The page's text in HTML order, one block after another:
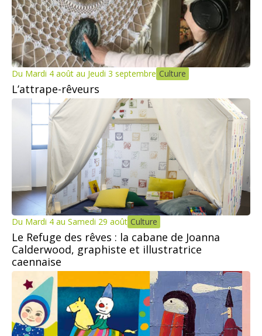
Du Mardi 4 août au Jeudi 3 septembre Culture
L’attrape-rêveurs
Du Mardi 4 au Samedi 29 août Culture
Le Refuge des rêves : la cabane de Joanna
Calderwood, graphiste et illustratrice
caennaise